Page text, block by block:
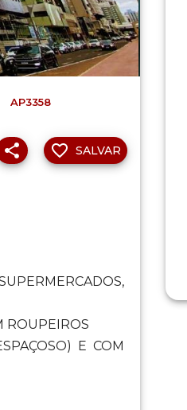
AP3358
ROUPEIROS
E COM
SALVAR